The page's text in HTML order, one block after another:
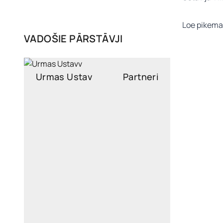
Loe
VADOŠIE PĀRSTĀVJI
Urmas Ustav Partneri